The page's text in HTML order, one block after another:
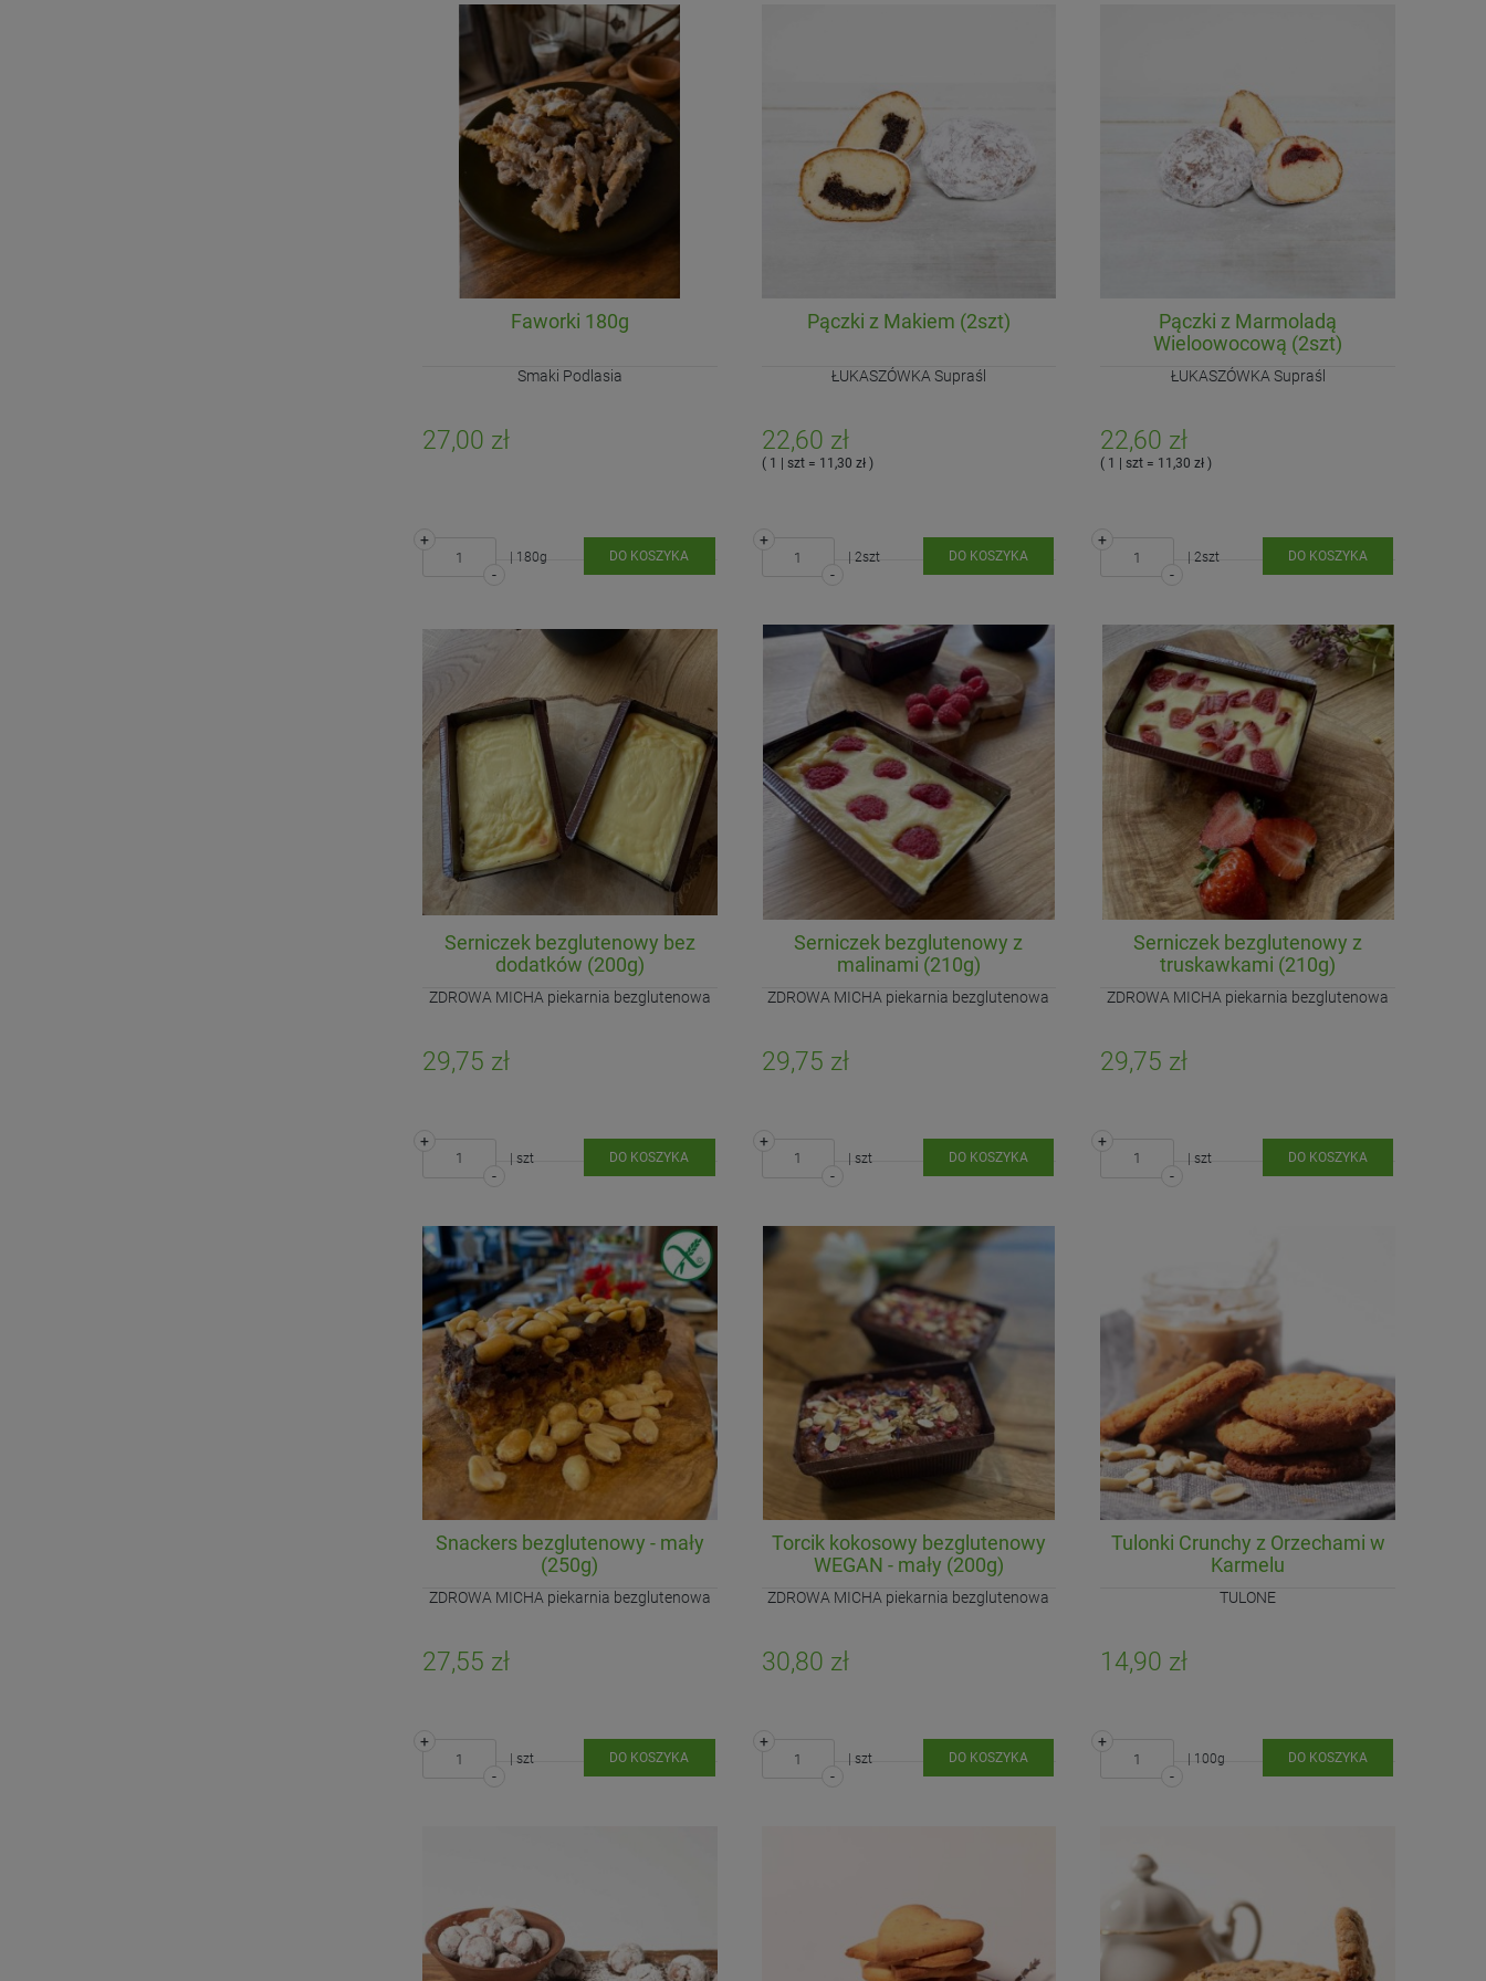
Faworki 180g
Smaki Podlasia
27,00 zł
-
+
| 180g DO KOSZYKA
Pączki z Makiem (2szt)
ŁUKASZÓWKA Supraśl
22,60 zł
( 1 | szt = 11,30 zł )
-
+
| 2szt DO KOSZYKA
Pączki z Marmoladą
Wieloowocową (2szt)
ŁUKASZÓWKA Supraśl
22,60 zł
( 1 | szt = 11,30 zł )
-
+
| 2szt DO KOSZYKA
Serniczek bezglutenowy bez
dodatków (200g)
ZDROWA MICHA piekarnia bezglutenowa
29,75 zł
-
+
| szt DO KOSZYKA
Serniczek bezglutenowy z
malinami (210g)
ZDROWA MICHA piekarnia bezglutenowa
29,75 zł
-
+
| szt DO KOSZYKA
Serniczek bezglutenowy z
truskawkami (210g)
ZDROWA MICHA piekarnia bezglutenowa
29,75 zł
-
+
| szt DO KOSZYKA
Snackers bezglutenowy - mały
(250g)
ZDROWA MICHA piekarnia bezglutenowa
27,55 zł
-
+
| szt DO KOSZYKA
Torcik kokosowy bezglutenowy
WEGAN - mały (200g)
ZDROWA MICHA piekarnia bezglutenowa
30,80 zł
-
+
| szt DO KOSZYKA
Tulonki Crunchy z Orzechami w
Karmelu
TULONE
14,90 zł
-
+
| 100g DO KOSZYKA